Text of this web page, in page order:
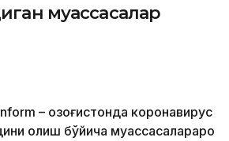
муассасалар
– Қозоғистонда коронавирус
олиш бўйича муассасалараро